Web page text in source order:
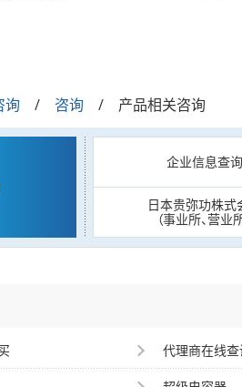
企业信息查询
日本贵弥功株式
（事业所、营业
询 咨询 产品相关咨询
代理商在线